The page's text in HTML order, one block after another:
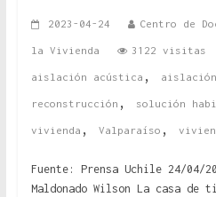
2023-04-24 Centro de
la Vivienda 3122 visitas
aislación acústica ,
reconstrucción , solución
vivienda , Valparaíso ,
Fuente: Prensa Uchile 24/04/
Maldonado Wilson La casa